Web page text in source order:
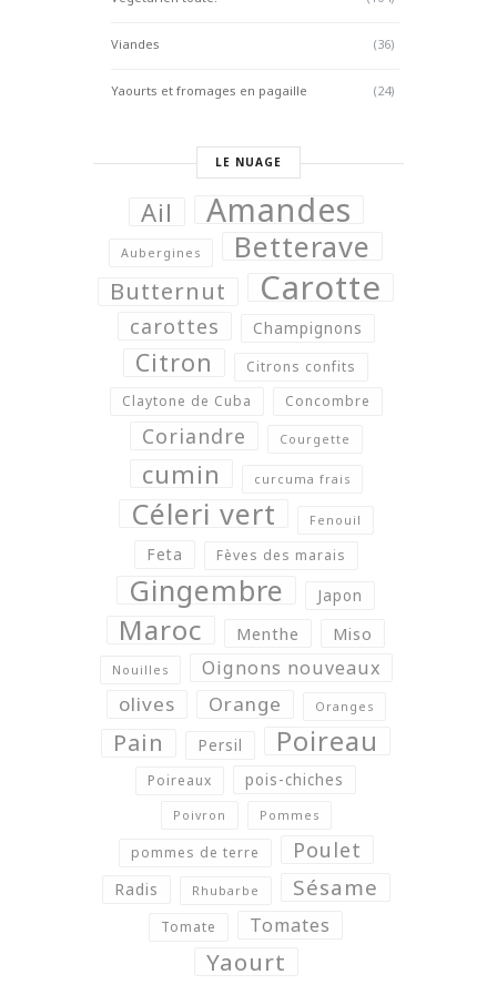
Viandes (36)
Yaourts et fromages en pagaille (24)
LE NUAGE
Ail Amandes
Aubergines Betterave
Butternut Carotte
carottes Champignons
Citron
Citrons confits
Claytone de Cuba
Concombre
Coriandre Courgette
cumin curcuma frais
Céleri vert Fenouil
Feta Fèves des marais
Gingembre Japon
Maroc Menthe Miso
Nouilles Oignons nouveaux
olives Orange Oranges
Pain Persil Poireau
Poireaux pois-chiches
Poivron Pommes
pommes de terre Poulet
Radis Rhubarbe Sésame
Tomate Tomates
Yaourt